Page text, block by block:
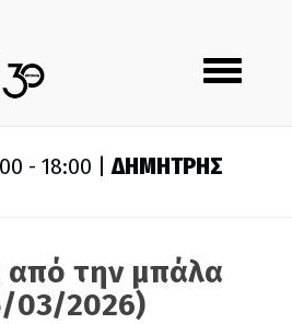
Toggle
navigation
- 18:00 |ΔΗΜΗΤΡΗΣ
από την μπάλα
03/2026)